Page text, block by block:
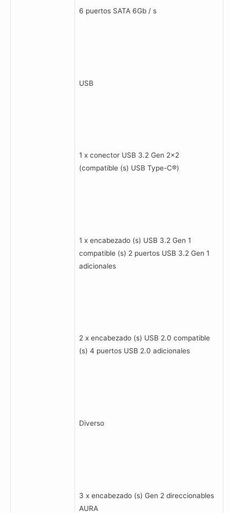
6 puertos SATA 6Gb / s
USB
1 x conector USB 3.2 Gen 2×2
(compatible (s) USB Type-C®)
1 x encabezado (s) USB 3.2 Gen 1
compatible (s) 2 puertos USB 3.2 Gen 1
adicionales
2 x encabezado (s) USB 2.0 compatible
(s) 4 puertos USB 2.0 adicionales
Diverso
3 x encabezado (s) Gen 2 direccionables
AURA